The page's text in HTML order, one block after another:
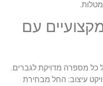
עם
כל מספרה מדויקת לגברים.
עיצוב: החל מבחירת